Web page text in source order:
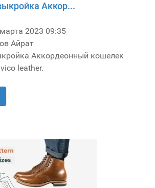
Аккор...
2023 09:35
Айрат
Аккордеонный кошелек
leather.